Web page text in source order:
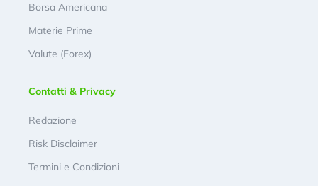
Borsa Americana
Materie Prime
Valute (Forex)
Contatti & Privacy
Redazione
Risk Disclaimer
Termini e Condizioni